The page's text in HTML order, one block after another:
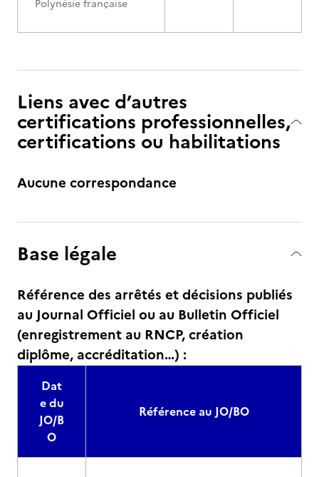
Polynésie française
Liens avec d’autres
certifications professionnelles,
certifications ou habilitations
Aucune correspondance
Base légale
Référence des arrêtés et décisions publiés
au Journal Officiel ou au Bulletin Officiel
(enregistrement au RNCP, création
diplôme, accréditation…) :
Dat
e du
JO/B
O
Référence au JO/BO